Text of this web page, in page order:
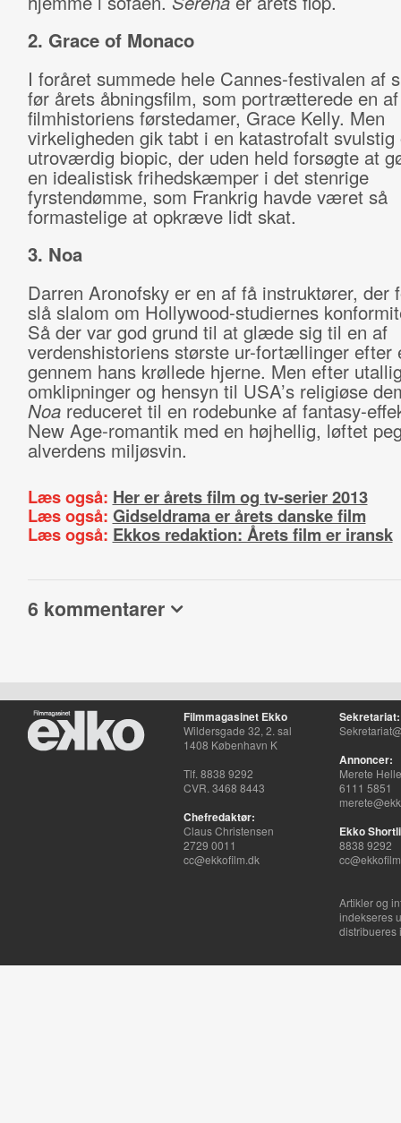
2. Grace of Monaco
I foråret summede hele Cannes-festivalen af
før årets åbningsfilm, som portrætterede en af
filmhistoriens førstedamer, Grace Kelly. Men
virkeligheden gik tabt i en katastrofalt svulstig
utroværdig biopic, der uden held forsøgte at
en idealistisk frihedskæmper i det stenrige
fyrstendømme, som Frankrig havde været så
formastelige at opkræve lidt skat.
3. Noa
Darren Aronofsky er en af få instruktører, der
slå slalom om Hollywood-studiernes
Så der var god grund til at glæde sig til en af
verdenshistoriens største ur-fortællinger efter
gennem hans krøllede hjerne. Men efter
omklipninger og hensyn til USA’s religiøse
Noareduceret til en rodebunke af fantasy-
New Age-romantik med en højhellig, løftet
alverdens miljøsvin.
Læs også: Her er årets film og tv-serier 2013
Læs også: Gidseldrama er årets danske film
Læs også: Ekkos redaktion: Årets film er iransk
6 kommentarer
Filmmagasinet Ekko
Wildersgade 32, 2. sal
1408 København K
Tlf. 8838 9292
CVR. 3468 8443
Chefredaktør:
Claus Christensen
2729 0011
cc@ekkofilm.dk
Sekretariat:
Annoncer:
Merete
6111 5851
Ekko
8838 9292
Artikler og
indekseres
distribueres